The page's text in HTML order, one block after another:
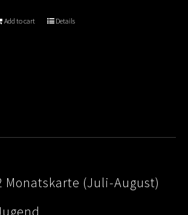
Add to cart Details
Monatskarte (Juli-August)